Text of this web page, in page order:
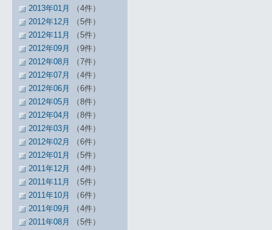
2013年01月
（4件）
2012年12月
（5件）
2012年11月
（5件）
2012年09月
（9件）
2012年08月
（7件）
2012年07月
（4件）
2012年06月
（6件）
2012年05月
（8件）
2012年04月
（8件）
2012年03月
（4件）
2012年02月
（6件）
2012年01月
（5件）
2011年12月
（4件）
2011年11月
（5件）
2011年10月
（6件）
2011年09月
（4件）
2011年08月
（5件）